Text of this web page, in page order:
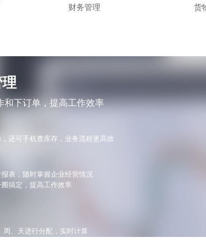
财务管理 货
下订单，提高工作效率
还可手机查库存，业务流程更高效
表，随时掌握企业经营情况
搞定，提高工作效率
、天进行分配，实时计算